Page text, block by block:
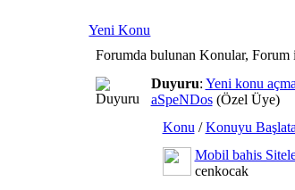
Yeni Konu
Forumda bulunan Konular, Forum
Duyuru: Yeni konu
aSpeNDos(Özel Üye)
Konu /Konuyu
Mobil bahis
cenkocak